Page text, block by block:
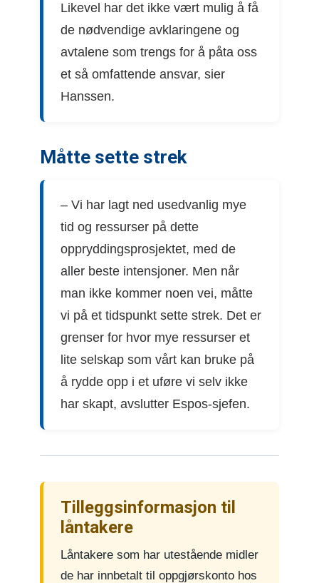
Likevel har det ikke vært mulig å få
de nødvendige avklaringene og
avtalene som trengs for å påta oss
et så omfattende ansvar, sier
Hanssen.
Måtte sette strek
– Vi har lagt ned usedvanlig mye
tid og ressurser på dette
oppryddingsprosjektet, med de
aller beste intensjoner. Men når
man ikke kommer noen vei, måtte
vi på et tidspunkt sette strek. Det er
grenser for hvor mye ressurser et
lite selskap som vårt kan bruke på
å rydde opp i et uføre vi selv ikke
har skapt, avslutter Espos-sjefen.
Tilleggsinformasjon til
låntakere
Låntakere som har utestående midler
de har innbetalt til oppgjørskonto hos